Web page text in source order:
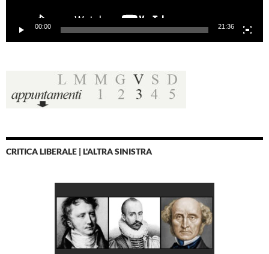
00:00 21:36
CRITICA LIBERALE | L'ALTRA SINISTRA